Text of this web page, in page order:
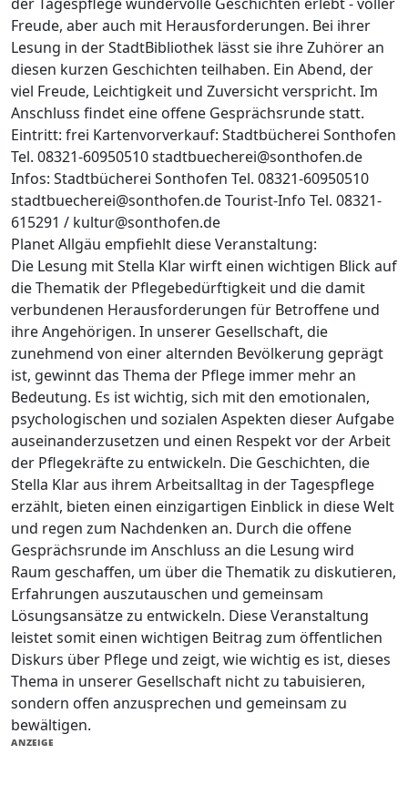
Freude, aber auch mit Herausforderungen. Bei ihrer
Lesung in der StadtBibliothek lässt sie ihre Zuhörer an
diesen kurzen Geschichten teilhaben. Ein Abend, der
viel Freude, Leichtigkeit und Zuversicht verspricht. Im
Anschluss findet eine offene Gesprächsrunde statt.
Eintritt: frei Kartenvorverkauf: Stadtbücherei Sonthofen
Tel. 08321-60950510 stadtbuecherei@sonthofen.de
Infos: Stadtbücherei Sonthofen Tel. 08321-60950510
stadtbuecherei@sonthofen.de Tourist-Info Tel. 08321-
615291 / kultur@sonthofen.de
Planet Allgäu empfiehlt diese Veranstaltung:
Die Lesung mit Stella Klar wirft einen wichtigen Blick auf
die Thematik der Pflegebedürftigkeit und die damit
verbundenen Herausforderungen für Betroffene und
ihre Angehörigen. In unserer Gesellschaft, die
zunehmend von einer alternden Bevölkerung geprägt
ist, gewinnt das Thema der Pflege immer mehr an
Bedeutung. Es ist wichtig, sich mit den emotionalen,
psychologischen und sozialen Aspekten dieser Aufgabe
auseinanderzusetzen und einen Respekt vor der Arbeit
der Pflegekräfte zu entwickeln. Die Geschichten, die
Stella Klar aus ihrem Arbeitsalltag in der Tagespflege
erzählt, bieten einen einzigartigen Einblick in diese Welt
und regen zum Nachdenken an. Durch die offene
Gesprächsrunde im Anschluss an die Lesung wird
Raum geschaffen, um über die Thematik zu diskutieren,
Erfahrungen auszutauschen und gemeinsam
Lösungsansätze zu entwickeln. Diese Veranstaltung
leistet somit einen wichtigen Beitrag zum öffentlichen
Diskurs über Pflege und zeigt, wie wichtig es ist, dieses
Thema in unserer Gesellschaft nicht zu tabuisieren,
sondern offen anzusprechen und gemeinsam zu
bewältigen.
ANZEIGE